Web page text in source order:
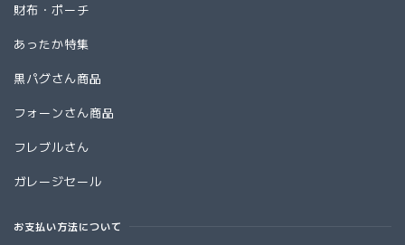
財布・ポーチ
あったか特集
黒パグさん商品
フォーンさん商品
フレブルさん
ガレージセール
お支払い方法について